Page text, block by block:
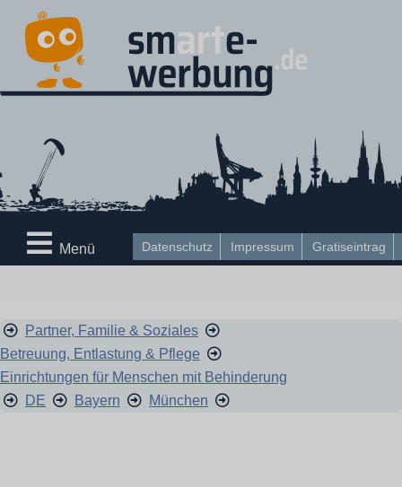
Datenschutz Impressum Gratiseintrag
Menü
Partner, Familie & Soziales
Betreuung, Entlastung & Pflege
Einrichtungen für Menschen mit Behinderung
DE
Bayern München